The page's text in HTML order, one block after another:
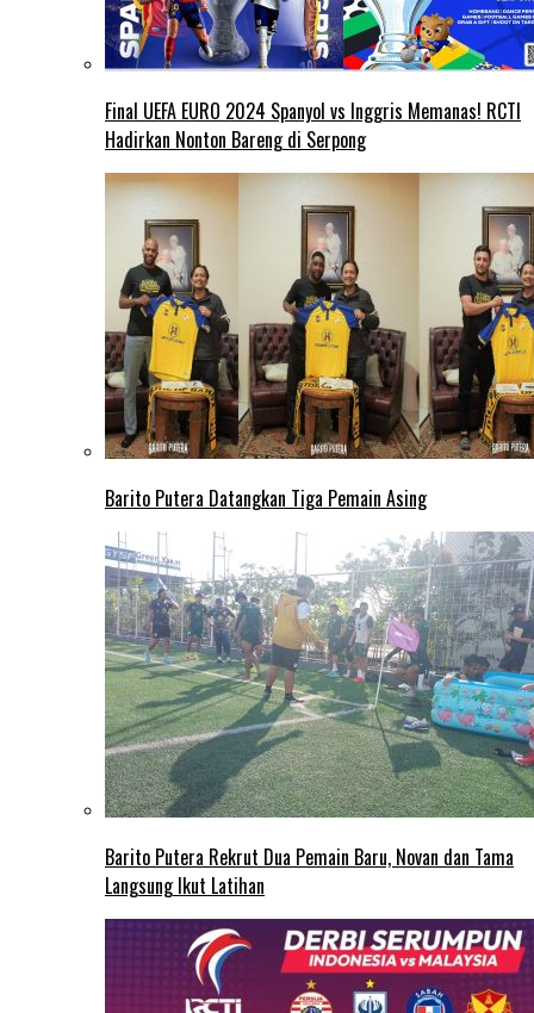
Final UEFA EURO 2024 Spanyol vs Inggris Memanas! RCTI
Hadirkan Nonton Bareng di Serpong
Barito Putera Datangkan Tiga Pemain Asing
Barito Putera Rekrut Dua Pemain Baru, Novan dan Tama
Langsung Ikut Latihan